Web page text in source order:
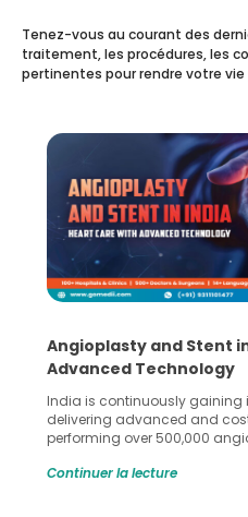
Tenez-vous au courant des
traitement, les procédures, les
pertinentes pour rendre votre
with
annually
and
5 Essential
Collection and
Human sperm
in advanced
Fertilization (IVF)
challenges and
Continuer la lecture